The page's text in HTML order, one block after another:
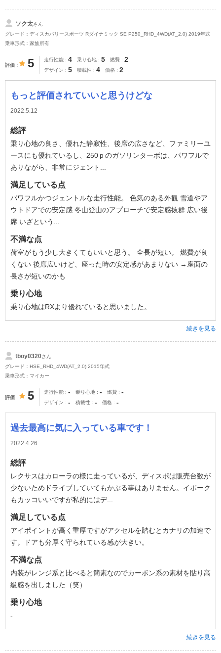
ソク太さん
グレード：ディスカバリースポーツ Rダイナミック SE P250_RHD_4WD(AT_2.0) 2019年式
乗車形式：家族所有
評価 5 走行性能 4 乗り心地 5 燃費 2
デザイン 5 積載性 4 価格 2
もっと評価されていいと思うけどな
2022.5.12
総評
乗り心地の良さ、優れた静寂性、後席の広さなど、ファミリーユ
ースにも優れているし、250ｐのガソリンターボは、パワフルで
ありながら、非常にジェント...
満足している点
パワフルかつジェントルな走行性能。 色気のある外観 雪道やア
ウトドアでの安定感 冬山登山のアプローチで安定感抜群 広い後
席 いざという...
不満な点
荷室がもう少し大きくてもいいと思う。 全長が短い。 燃費が良
くない 後席広いけど、座った時の安定感があまりない →座面の
長さが短いのかも
乗り心地
乗り心地はRXより優れていると思いました。
続きを見る
tboy0320さん
グレード：HSE_RHD_4WD(AT_2.0) 2015年式
乗車形式：マイカー
評価 5 走行性能 - 乗り心地 - 燃費 -
デザイン - 積載性 - 価格 -
過去最高に気に入っている車です！
2022.4.26
総評
レクサスはカローラの様に走っているが、ディスポは販売台数が
少ないためドライブしていてもかぶる事はありません。イボーク
もカッコいいですが私的にはデ...
満足している点
アイポイントが高く重厚ですがアクセルを踏むとカナリの加速で
す。ドアも分厚く守られている感が大きい。
不満な点
内装がレンジ系と比べると簡素なのでカーボン系の素材を貼り高
級感を出しました（笑）
乗り心地
-
続きを見る